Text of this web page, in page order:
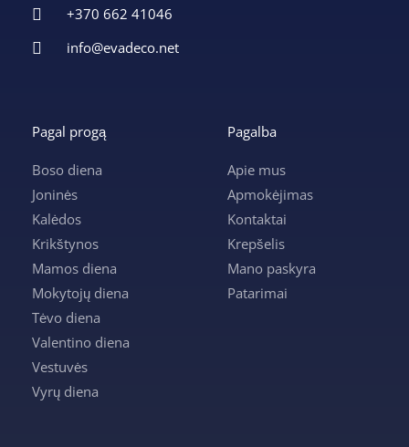
+370 662 41046
info@evadeco.net
Pagal progą
Boso diena
Joninės
Kalėdos
Krikštynos
Mamos diena
Mokytojų diena
Tėvo diena
Valentino diena
Vestuvės
Vyrų diena
Pagalba
Apie mus
Apmokėjimas
Kontaktai
Krepšelis
Mano paskyra
Patarimai